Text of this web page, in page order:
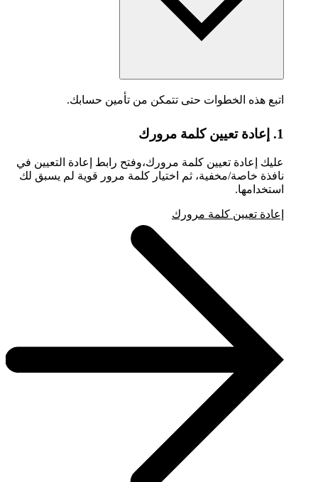
اتبع هذه الخطوات حتى تتمكن من تأمين حسابك.
1. إعادة تعيين كلمة مرورك
عليك إعادة تعيين كلمة مرورك،وفتح رابط إعادة التعيين في
نافذة خاصة/مخفية، ثم اختيار كلمة مرور قوية لم يسبق لك
استخدامها.
إعادة تعيين كلمة مرورك